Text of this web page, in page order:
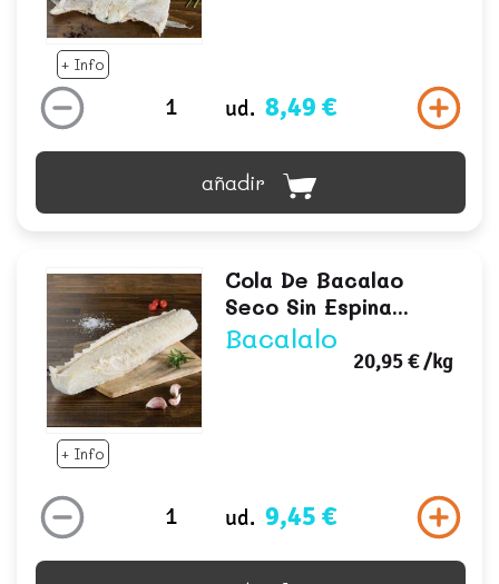
+ Info
ud. 8,49 €
añadir
+ Info
Cola De Bacalao
Seco Sin Espina...
Bacalalo
20,95 €/kg
ud. 9,45 €